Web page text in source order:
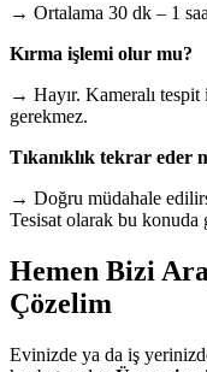
→ Ortalama 30 dk – 1
Kırma işlemi olur mu?
→ Hayır. Kameralı
gerekmez.
Tıkanıklık tekrar eder
→ Doğru müdahale
Tesisat olarak bu konuda
Hemen Bizi
Çözelim
Evinizde ya da iş